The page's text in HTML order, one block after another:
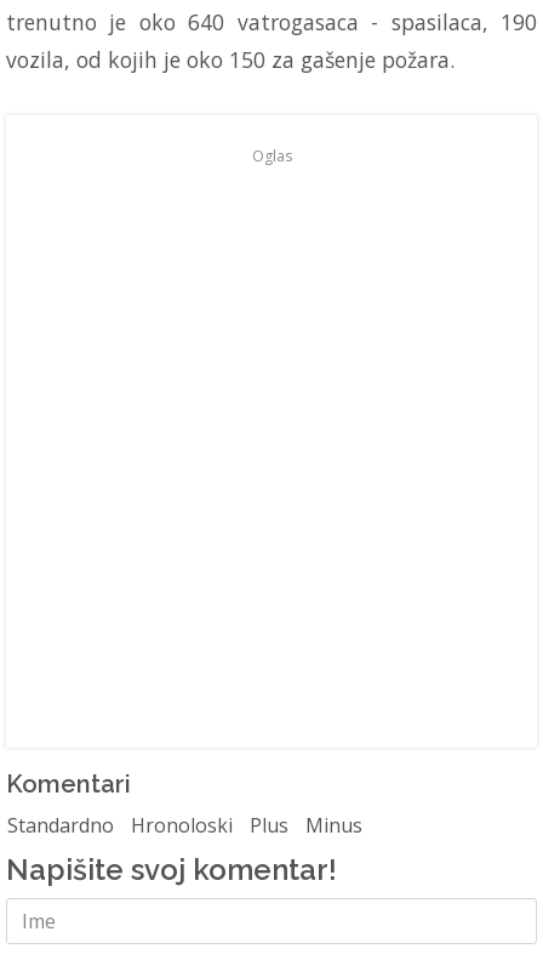
trenutno je oko 640 vatrogasaca - spasilaca, 190
vozila, od kojih je oko 150 za gašenje požara.
Oglas
Komentari
Standardno Hronoloski Plus Minus
Napišite svoj komentar!